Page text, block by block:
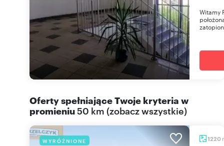
Witamy
Oferty spełniające Twoje kryteria w
promieniu50 km (zobacz wszystkie)
WYRÓŻNIONE 1220